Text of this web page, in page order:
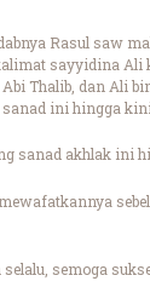
Rasul saw
sayyidina
Thalib, dan Ali
ini hingga kini.
sanad akhlak ini
semoga